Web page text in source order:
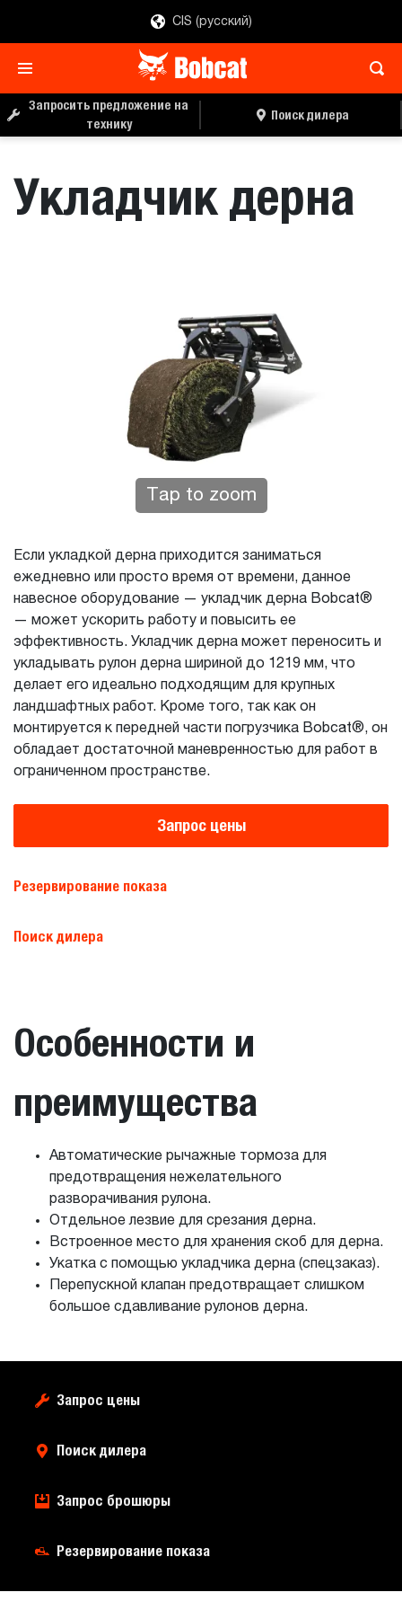
CIS (русский)
Запросить предложение на
технику
Поиск дилера
Укладчик дерна
Tap to zoom
Если укладкой дерна приходится заниматься
ежедневно или просто время от времени, данное
навесное оборудование — укладчик дерна Bobcat®
— может ускорить работу и повысить ее
эффективность. Укладчик дерна может переносить и
укладывать рулон дерна шириной до 1219 мм, что
делает его идеально подходящим для крупных
ландшафтных работ. Кроме того, так как он
монтируется к передней части погрузчика Bobcat®, он
обладает достаточной маневренностью для работ в
ограниченном пространстве.
Запрос цены
Резервирование показа
Поиск дилера
Особенности и
преимущества
Автоматические рычажные тормоза для
предотвращения нежелательного
разворачивания рулона.
Отдельное лезвие для срезания дерна.
Встроенное место для хранения скоб для дерна.
Укатка с помощью укладчика дерна (спецзаказ).
Перепускной клапан предотвращает слишком
большое сдавливание рулонов дерна.
Запрос цены
Поиск дилера
Запрос брошюры
Резервирование показа
ЗАПРОС ЦЕНЫ ПОИСК ДИЛЕРА